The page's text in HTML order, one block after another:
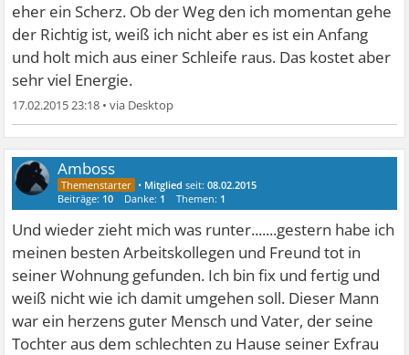
eher ein Scherz. Ob der Weg den ich momentan gehe
der Richtig ist, weiß ich nicht aber es ist ein Anfang
und holt mich aus einer Schleife raus. Das kostet aber
sehr viel Energie.
17.02.2015 23:18 •
Amboss
• Mitglied seit:08.02.2015
Beiträge: 10 Danke: 1 Themen: 1
Und wieder zieht mich was runter.......gestern habe ich
meinen besten Arbeitskollegen und Freund tot in
seiner Wohnung gefunden. Ich bin fix und fertig und
weiß nicht wie ich damit umgehen soll. Dieser Mann
war ein herzens guter Mensch und Vater, der seine
Tochter aus dem schlechten zu Hause seiner Exfrau